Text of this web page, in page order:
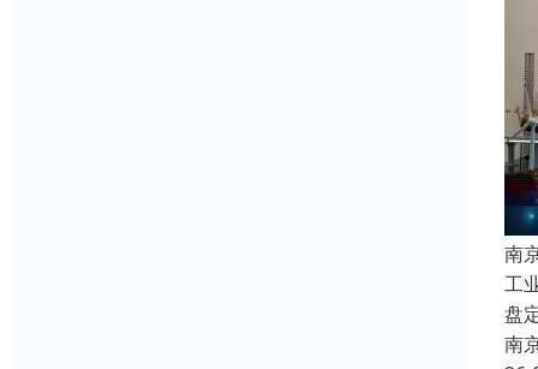
南
工
盘
南